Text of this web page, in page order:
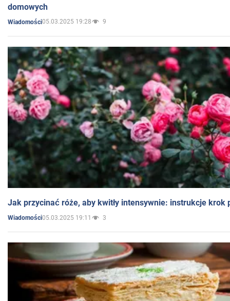
domowych
Wiadomości05.03.2025 19:28 9
Jak przycinać róże, aby kwitły intensywnie: instrukcje krok
Wiadomości05.03.2025 19:11 3